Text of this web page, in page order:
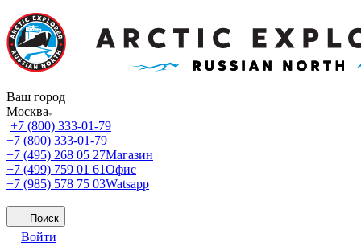
Ваш город
Москва
+7 (800) 333-01-79
+7 (800) 333-01-79
+7 (495) 268 05 27Магазин
+7 (499) 759 01 61Офис
+7 (985) 578 75 03Watsapp
Поиск
Войти